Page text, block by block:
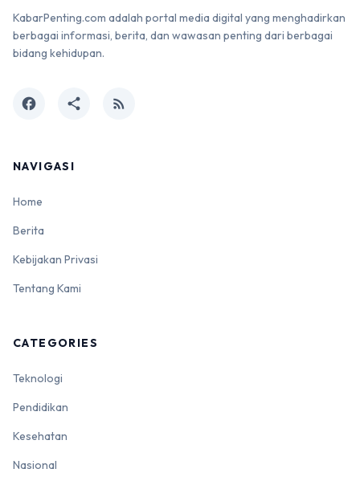
KabarPenting.com adalah portal media digital yang menghadirkan
berbagai informasi, berita, dan wawasan penting dari berbagai
bidang kehidupan.
facebook share rss_feed
NAVIGASI
Home
Berita
Kebijakan Privasi
Tentang Kami
CATEGORIES
Teknologi
Pendidikan
Kesehatan
Nasional